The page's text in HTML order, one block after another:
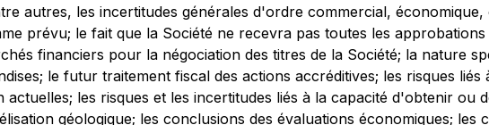
autres, les incertitudes générales d'ordre commercial,
prévu; le fait que la Société ne recevra pas toutes les
financiers pour la négociation des titres de la Société; la nature
le futur traitement fiscal des actions accréditives; les risques
les risques et les incertitudes liés à la capacité d'obtenir ou
géologique; les conclusions des évaluations économiques; les